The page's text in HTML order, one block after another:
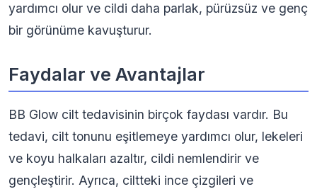
yardımcı olur ve cildi daha parlak, pürüzsüz ve genç
bir görünüme kavuşturur.
Faydalar ve Avantajlar
BB Glow cilt tedavisinin birçok faydası vardır. Bu
tedavi, cilt tonunu eşitlemeye yardımcı olur, lekeleri
ve koyu halkaları azaltır, cildi nemlendirir ve
gençleştirir. Ayrıca, ciltteki ince çizgileri ve